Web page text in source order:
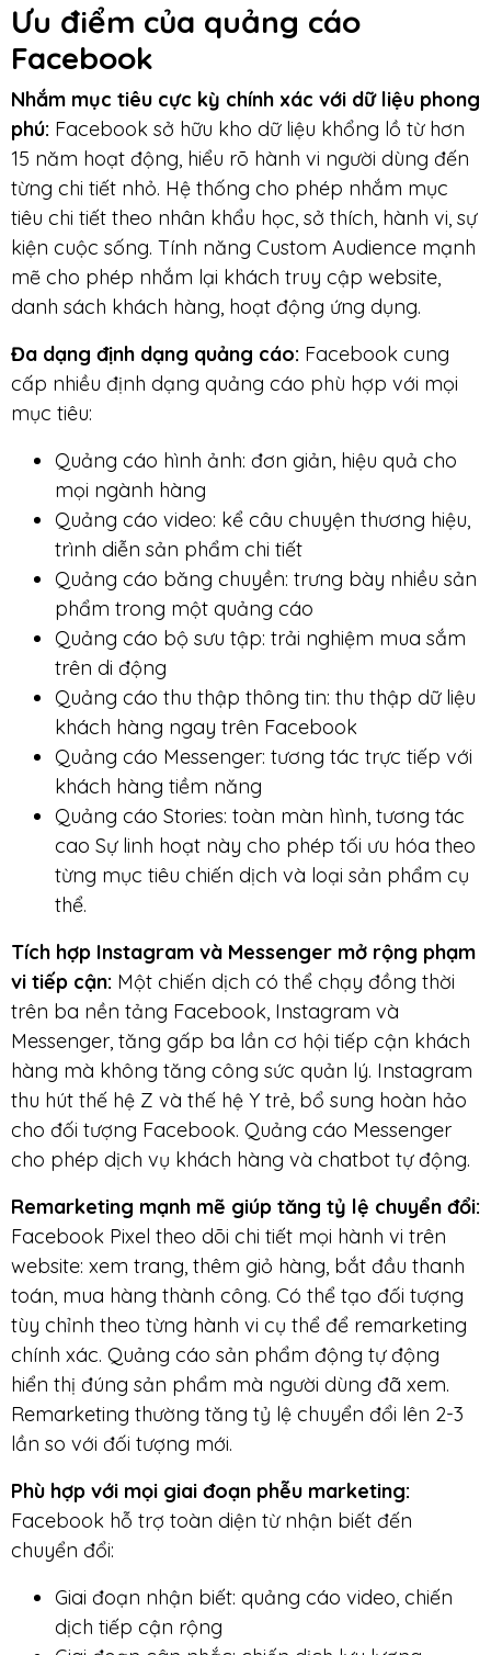
Ưu điểm của quảng cáo
Facebook
Nhắm mục tiêu cực kỳ chính xác với dữ liệu phong
phú: Facebook sở hữu kho dữ liệu khổng lồ từ hơn
15 năm hoạt động, hiểu rõ hành vi người dùng đến
từng chi tiết nhỏ. Hệ thống cho phép nhắm mục
tiêu chi tiết theo nhân khẩu học, sở thích, hành vi, sự
kiện cuộc sống. Tính năng Custom Audience mạnh
mẽ cho phép nhắm lại khách truy cập website,
danh sách khách hàng, hoạt động ứng dụng.
Đa dạng định dạng quảng cáo: Facebook cung
cấp nhiều định dạng quảng cáo phù hợp với mọi
mục tiêu:
Quảng cáo hình ảnh: đơn giản, hiệu quả cho
mọi ngành hàng
Quảng cáo video: kể câu chuyện thương hiệu,
trình diễn sản phẩm chi tiết
Quảng cáo băng chuyền: trưng bày nhiều sản
phẩm trong một quảng cáo
Quảng cáo bộ sưu tập: trải nghiệm mua sắm
trên di động
Quảng cáo thu thập thông tin: thu thập dữ liệu
khách hàng ngay trên Facebook
Quảng cáo Messenger: tương tác trực tiếp với
khách hàng tiềm năng
Quảng cáo Stories: toàn màn hình, tương tác
cao Sự linh hoạt này cho phép tối ưu hóa theo
từng mục tiêu chiến dịch và loại sản phẩm cụ
thể.
Tích hợp Instagram và Messenger mở rộng phạm
vi tiếp cận: Một chiến dịch có thể chạy đồng thời
trên ba nền tảng Facebook, Instagram và
Messenger, tăng gấp ba lần cơ hội tiếp cận khách
hàng mà không tăng công sức quản lý. Instagram
thu hút thế hệ Z và thế hệ Y trẻ, bổ sung hoàn hảo
cho đối tượng Facebook. Quảng cáo Messenger
cho phép dịch vụ khách hàng và chatbot tự động.
Remarketing mạnh mẽ giúp tăng tỷ lệ chuyển đổi:
Facebook Pixel theo dõi chi tiết mọi hành vi trên
website: xem trang, thêm giỏ hàng, bắt đầu thanh
toán, mua hàng thành công. Có thể tạo đối tượng
tùy chỉnh theo từng hành vi cụ thể để remarketing
chính xác. Quảng cáo sản phẩm động tự động
hiển thị đúng sản phẩm mà người dùng đã xem.
Remarketing thường tăng tỷ lệ chuyển đổi lên 2-3
lần so với đối tượng mới.
Phù hợp với mọi giai đoạn phễu marketing:
Facebook hỗ trợ toàn diện từ nhận biết đến
chuyển đổi:
Giai đoạn nhận biết: quảng cáo video, chiến
dịch tiếp cận rộng